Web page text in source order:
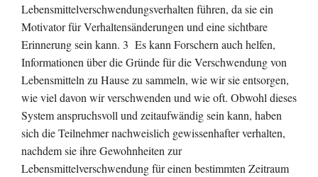
Lebensmittelverschwendungsverhalten führen, da sie ein
Motivator für Verhaltensänderungen und eine sichtbare
Erinnerung sein kann. 3 Es kann Forschern auch helfen,
Informationen über die Gründe für die Verschwendung von
Lebensmitteln zu Hause zu sammeln, wie wir sie entsorgen,
wie viel davon wir verschwenden und wie oft. Obwohl dieses
System anspruchsvoll und zeitaufwändig sein kann, haben
sich die Teilnehmer nachweislich gewissenhafter verhalten,
nachdem sie ihre Gewohnheiten zur
Lebensmittelverschwendung für einen bestimmten Zeitraum